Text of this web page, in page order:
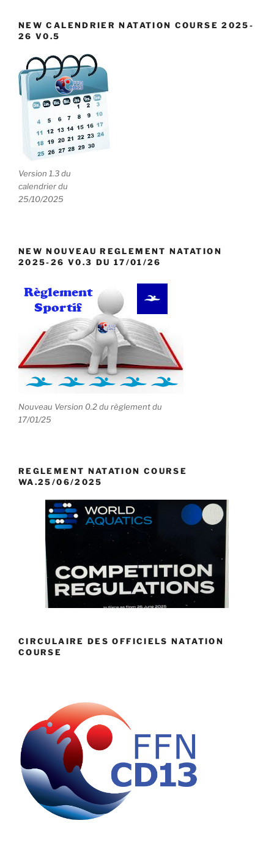
NEW CALENDRIER NATATION COURSE 2025-
26 V0.5
Version 1.3 du
calendrier du
25/10/2025
NEW NOUVEAU REGLEMENT NATATION
2025-26 V0.3 DU 17/01/26
Nouveau Version 0.2 du règlement du
17/01/25
REGLEMENT NATATION COURSE
WA.25/06/2025
CIRCULAIRE DES OFFICIELS NATATION
COURSE